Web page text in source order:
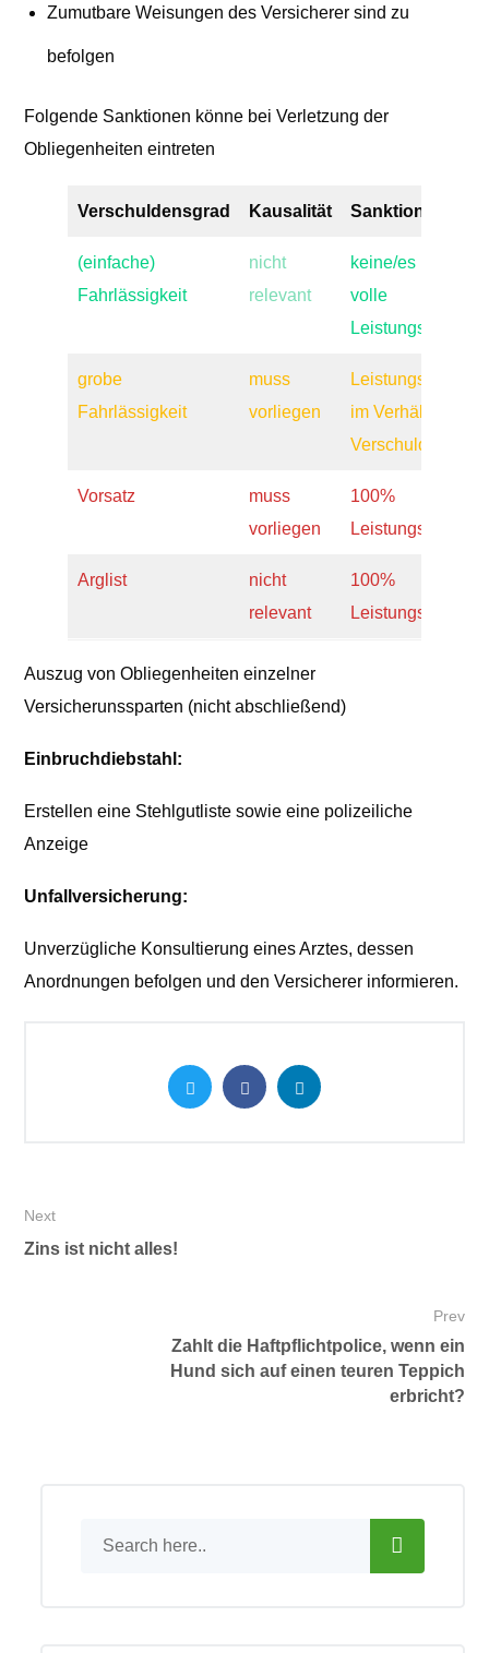
Zumutbare Weisungen des Versicherer sind zu
befolgen
Folgende Sanktionen könne bei Verletzung der
Obliegenheiten eintreten
Verschuldensgrad Kausalität Sanktionen
(einfache)
Fahrlässigkeit
nicht
relevant
keine/es besteht
volle
Leistungspflicht
grobe
Fahrlässigkeit
muss
vorliegen
Leistungskürzung
im Verhältnis zum
Vorsatz
muss
vorliegen
100%
Leistungsfrei
Arglist
nicht
relevant
100%
Leistungsfrei
Auszug von Obliegenheiten einzelner
Versicherunssparten (nicht abschließend)
Einbruchdiebstahl:
Erstellen eine Stehlgutliste sowie eine polizeiliche
Anzeige
Unfallversicherung:
Unverzügliche Konsultierung eines Arztes, dessen
Anordnungen befolgen und den Versicherer informieren.
Next
Zins ist nicht alles!
Prev
Zahlt die Haftpflichtpolice, wenn ein
Hund sich auf einen teuren Teppich
erbricht?